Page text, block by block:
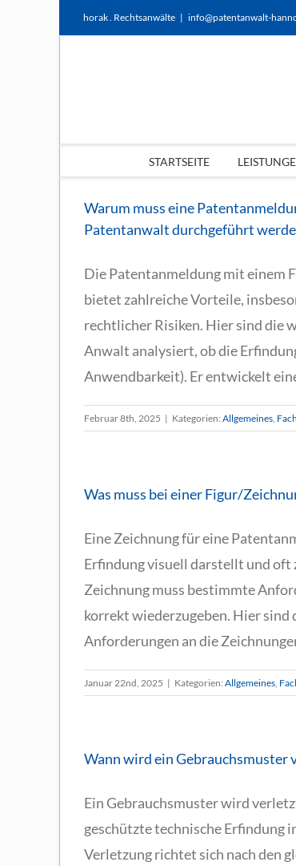
horak . Rechtsanwälte | info@patentanwalt-
STARTSEITE
Warum muss eine
Patentanwalt durchgeführt
Die Patentanmeldung mit einem
bietet zahlreiche Vorteile,
rechtlicher Risiken. Hier sind die
Anwalt analysiert, ob die
Anwendbarkeit). Er entwickelt
Februar 8th, 2025 | Kategorien: Allgemeines,
Was muss bei einer Figur/
Eine Zeichnung für eine
Erfindung visuell darstellt und
Zeichnung muss bestimmte
korrekt wiederzugeben. Hier sind
Anforderungen an die
Januar 22nd, 2025 | Kategorien: Allgemeines,
Wann wird ein Gebrauchsmuster
Ein Gebrauchsmuster wird
geschützte technische Erfindung
Verletzung richtet sich nach den